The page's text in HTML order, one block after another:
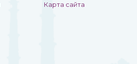
Карта сайта